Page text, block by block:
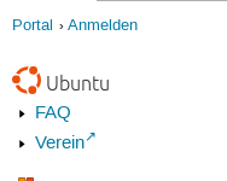
Portal Anmelden
Ubuntu
FAQ
Verein